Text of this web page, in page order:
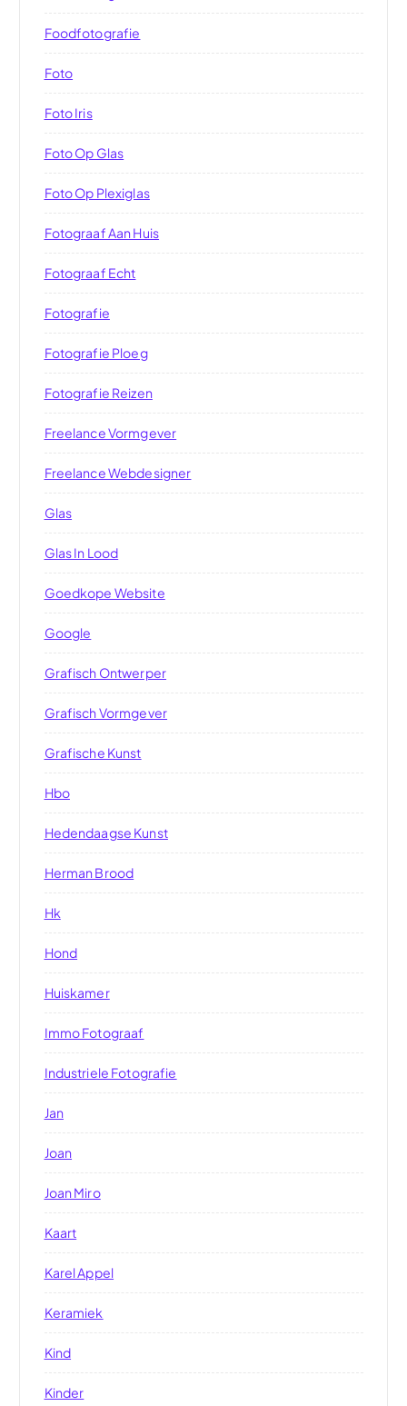
Foodfotografie
Foto
Foto Iris
Foto Op Glas
Foto Op Plexiglas
Fotograaf Aan Huis
Fotograaf Echt
Fotografie
Fotografie Ploeg
Fotografie Reizen
Freelance Vormgever
Freelance Webdesigner
Glas
Glas In Lood
Goedkope Website
Google
Grafisch Ontwerper
Grafisch Vormgever
Grafische Kunst
Hbo
Hedendaagse Kunst
Herman Brood
Hk
Hond
Huiskamer
Immo Fotograaf
Industriele Fotografie
Jan
Joan
Joan Miro
Kaart
Karel Appel
Keramiek
Kind
Kinder